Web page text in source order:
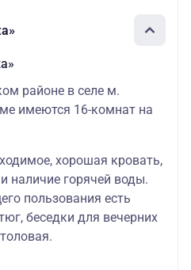
районе в селе м.
имеются 16-комнат на
хорошая кровать,
наличие горячей воды.
пользования есть
беседки для вечерних